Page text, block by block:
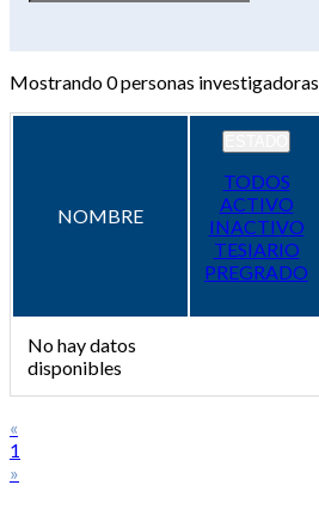
Mostrando0personas investigadoras
NOMBRE
TODOS
ACTIVO
INACTIVO
TESIARIO
PREGRADO
No hay datos
disponibles
«
1
»